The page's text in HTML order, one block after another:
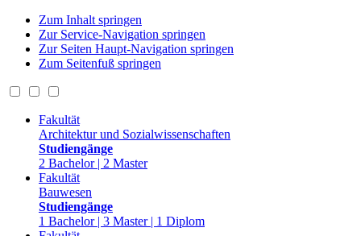
Zum Inhalt springen
Zur Service-Navigation springen
Zur Seiten Haupt-Navigation springen
Zum Seitenfuß springen
Fakultät
Architektur und Sozialwissenschaften
Studiengänge
2 Bachelor | 2 Master
Fakultät
Bauwesen
Studiengänge
1 Bachelor | 3 Master | 1 Diplom